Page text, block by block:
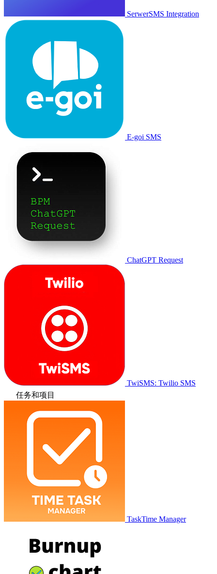
SerwerSMS Integration
E-goi SMS
ChatGPT Request
TwiSMS: Twilio SMS
任务和项目
TaskTime Manager